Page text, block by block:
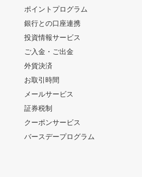
ポイントプログラム
銀行との口座連携
投資情報サービス
ご入金・ご出金
外貨決済
お取引時間
メールサービス
証券税制
クーポンサービス
バースデープログラム